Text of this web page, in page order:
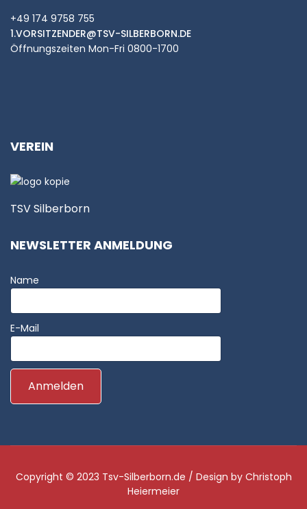
+49 174 9758 755
1.VORSITZENDER@TSV-SILBERBORN.DE
Öffnungszeiten Mon-Fri 0800-1700
VEREIN
TSV Silberborn
NEWSLETTER ANMELDUNG
Name
E-Mail
Copyright © 2023 Tsv-Silberborn.de / Design by Christoph
Heiermeier